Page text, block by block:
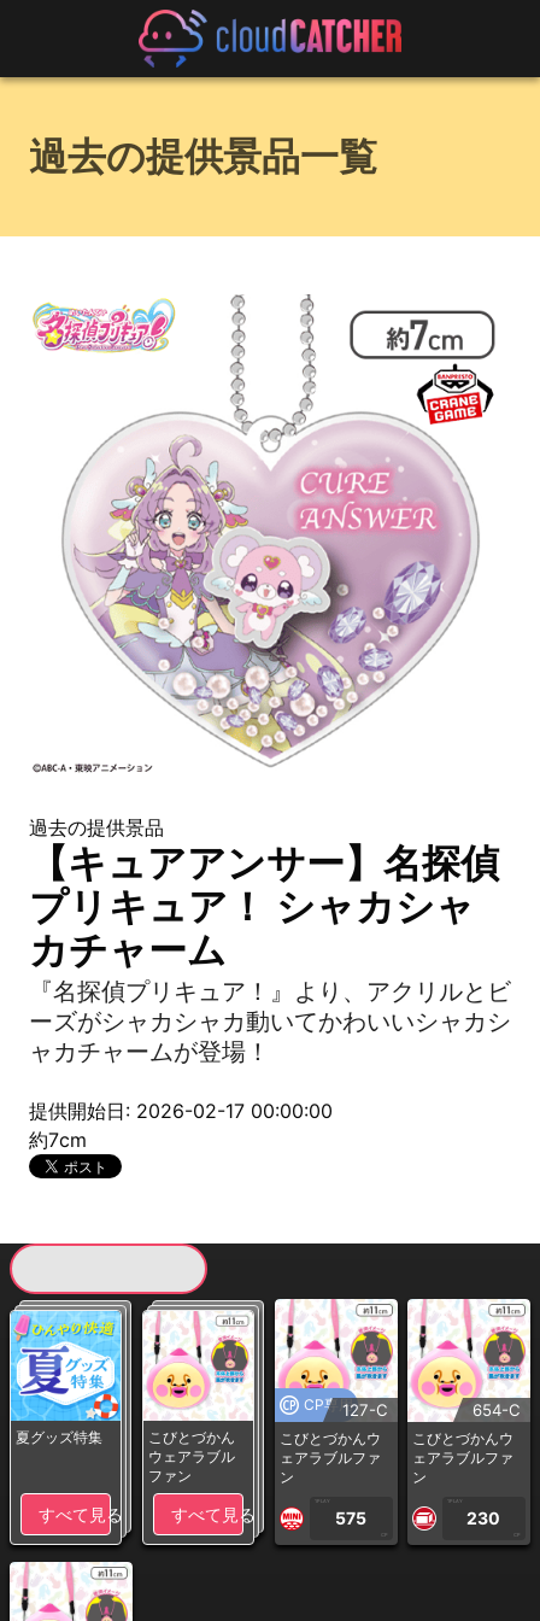
過去の提供景品一覧
過去の提供景品
【キュアアンサー】名探偵
プリキュア！ シャカシャ
カチャーム
『名探偵プリキュア！』より、アクリルとビ
ーズがシャカシャカ動いてかわいいシャカシ
ャカチャームが登場！
提供開始日: 2026-02-17 00:00:00
約7cm
夏グッズ特集
すべて見る
こびとづかん
ウェアラブル
ファン
すべて見る
CP専用127-C
こびとづかんウ
ェアラブルファ
ン
1PLAY
575
CP
654-C
こびとづかんウ
ェアラブルファ
ン
1PLAY
230
CP